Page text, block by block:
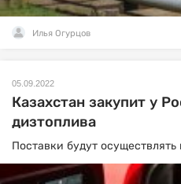
Илья Огурцов
05.09.2022
Казахстан закупит у
дизтоплива
Поставки будут осуществлять